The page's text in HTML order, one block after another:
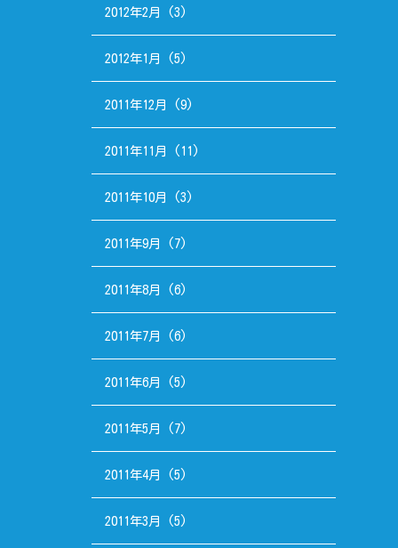
2012年2月 (3)
2012年1月 (5)
2011年12月 (9)
2011年11月 (11)
2011年10月 (3)
2011年9月 (7)
2011年8月 (6)
2011年7月 (6)
2011年6月 (5)
2011年5月 (7)
2011年4月 (5)
2011年3月 (5)